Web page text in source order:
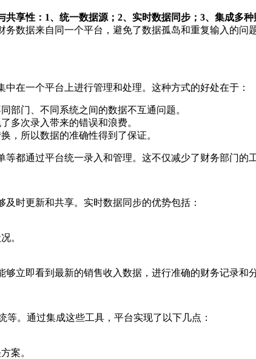
享性：1、统一数据源；2、实时数据同步；3、集成多
数据来自同一个平台，避免了数据孤岛和重复输入的
在一个平台上进行管理和处理。这种方式的好处在于：
部门、不同系统之间的数据不互通问题。
多次录入带来的错误和浪费。
，所以数据的准确性得到了保证。
都通过平台统一录入和管理。这不仅减少了财务部门的
时更新和共享。实时数据同步的优势包括：
。
立即看到最新的销售收入数据，进行准确的财务记录和分
。通过集成这些工具，平台实现了以下几点：
案。